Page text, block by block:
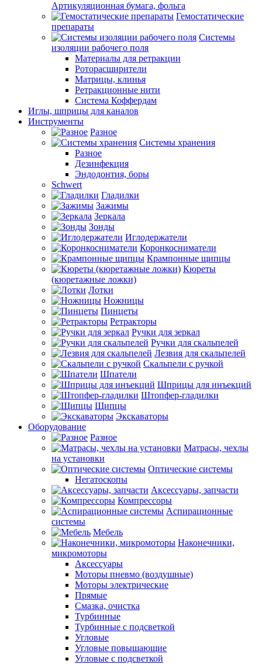
Артикуляционная бумага, фольга
Гемостатические
препараты
Системы
изоляции рабочего поля
Материалы для ретракции
Роторасширители
Матрицы, клинья
Ретракционные нити
Система Коффердам
Иглы, шприцы для каналов
Инструменты
Разное
Системы хранения
Разное
Дезинфекция
Эндодонтия, боры
Schwert
Гладилки
Зажимы
Зеркала
Зонды
Иглодержатели
Коронкосниматели
Крампонные щипцы
Кюреты
(кюретажные ложки)
Лотки
Ножницы
Пинцеты
Ретракторы
Ручки для зеркал
Ручки для скальпелей
Лезвия для скальпелей
Скальпели с ручкой
Шпатели
Шприцы для инъекций
Штопфер-гладилки
Щипцы
Экскаваторы
Оборудование
Разное
Матрасы, чехлы
на установки
Оптические системы
Негатоскопы
Аксессуары, запчасти
Компрессоры
Аспирационные
системы
Мебель
Наконечники,
микромоторы
Аксессуары
Моторы пневмо (воздушные)
Моторы электрические
Прямые
Смазка, очистка
Турбинные
Турбинные с подсветкой
Угловые
Угловые повышающие
Угловые с подсветкой